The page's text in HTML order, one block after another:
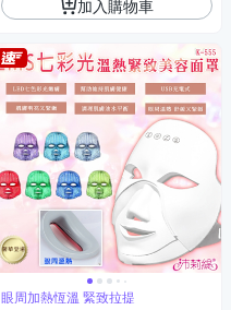
加入購物車
眼周加熱恆溫 緊致拉提